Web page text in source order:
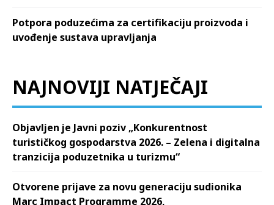
Potpora poduzećima za certifikaciju proizvoda i
uvođenje sustava upravljanja
NAJNOVIJI NATJEČAJI
Objavljen je Javni poziv „Konkurentnost
turističkog gospodarstva 2026. – Zelena i digitalna
tranzicija poduzetnika u turizmu“
Otvorene prijave za novu generaciju sudionika
Marc Impact Programme 2026,